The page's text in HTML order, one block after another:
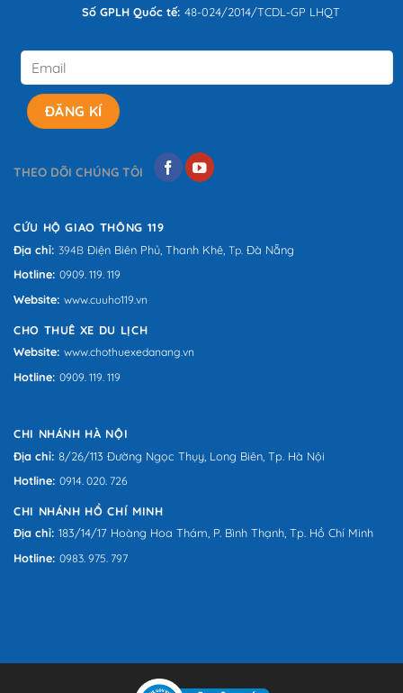
Số GPLH Quốc tế: 48-024/2014/TCDL-GP LHQT
THEO DÕI CHÚNG TÔI
CỨU HỘ GIAO THÔNG 119
Địa chỉ: 394B Điện Biên Phủ, Thanh Khê, Tp. Đà Nẵng
Hotline: 0909. 119. 119
Website: www.cuuho119.vn
CHO THUÊ XE DU LỊCH
Website: www.chothuexedanang.vn
Hotline: 0909. 119. 119
CHI NHÁNH HÀ NỘI
Địa chỉ: 8/26/113 Đường Ngọc Thụy, Long Biên, Tp. Hà Nội
Hotline: 0914. 020. 726
CHI NHÁNH HỒ CHÍ MINH
Địa chỉ: 183/14/17 Hoàng Hoa Thám, P. Bình Thạnh, Tp. Hồ Chí Minh
Hotline: 0983. 975. 797